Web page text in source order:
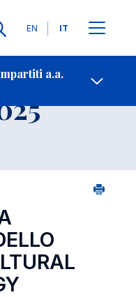
Lingue
EN IT
a.a.